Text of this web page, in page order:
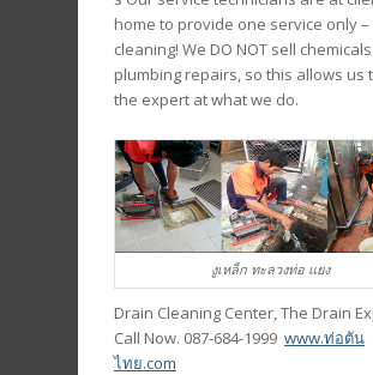
home to provide one service only
cleaning! We DO NOT sell
plumbing repairs, so this allows us
the expert at what we do.
งูเหล็ก ทะลวงท่อ แยง
Drain Cleaning Center, The Drain
Call Now. 087-684-1999 www.ท่อตัน
ไทย.com